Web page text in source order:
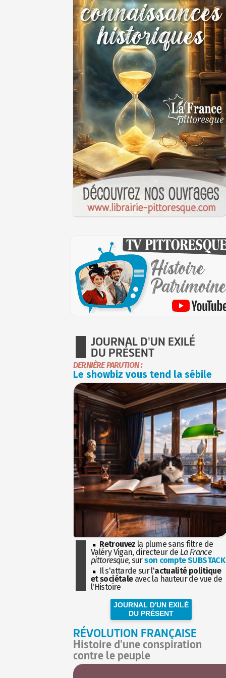
JOURNAL D'UN EXILÉ
DU PRÉSENT
DERNIÈRE PARUTION :
Le showbiz vous tend la sébile
Retrouvez la plume sans filtre de
Valéry Vigan, directeur de La France
pittoresque, surson compte SUBSTACK
Il s'attarde sur l'actualité politique
et sociétaleavec la hauteur de vue de
l'Histoire
JOURNAL D'UN EXILÉ
DU PRÉSENT
RÉVOLUTION FRANÇAISE
Histoire d'une conspiration
contre le peuple